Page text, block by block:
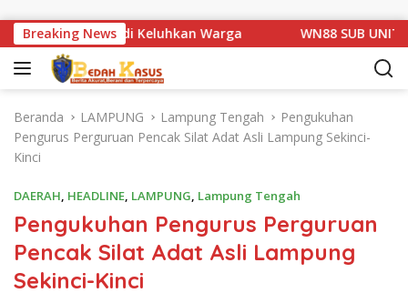
Breaking News
Basarang di Keluhkan Warga WN88 SUB UNIT 13
Beranda LAMPUNG Lampung Tengah
Pengukuhan
Pengurus Perguruan Pencak Silat Adat Asli Lampung Sekinci-
Kinci
DAERAH, HEADLINE, LAMPUNG, Lampung Tengah
Pengukuhan Pengurus Perguruan
Pencak Silat Adat Asli Lampung
Sekinci-Kinci